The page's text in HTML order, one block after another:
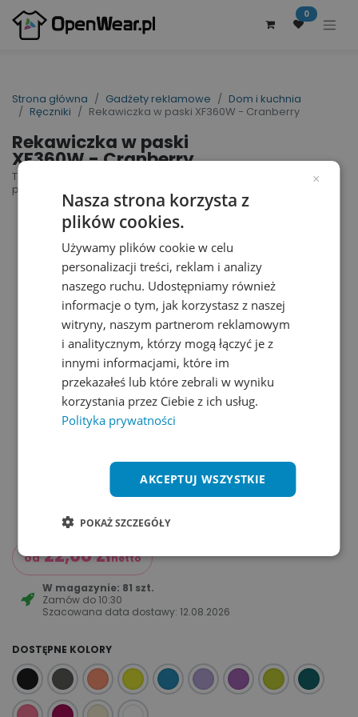
0
Strona główna Gadżety reklamowe
Dom i kuchnia
Ręczniki
Rekawiczka w paski XF360W - Cranberry
Rekawiczka w paski
XF360W - Cranberry
Tomorrow Mitt | nr art.: XF360W | nr art.
producenta: 119201
od 22,68złnetto
W magazynie: 81 szt.
Zamów do 10:30
Szacowana data dostawy: 12.08.2026
DOSTĘPNE KOLORY
×
Nasza strona korzysta z
plików cookies.
Używamy plików cookie w celu
personalizacji treści, reklam i analizy
naszego ruchu. Udostępniamy również
informacje o tym, jak korzystasz z naszej
witryny, naszym partnerom reklamowym
i analitycznym, którzy mogą łączyć je z
innymi informacjami, które im
przekazałeś lub które zebrali w wyniku
korzystania przez Ciebie z ich usług.
Polityka prywatności
AKCEPTUJ WSZYSTKIE
POKAŻ SZCZEGÓŁY